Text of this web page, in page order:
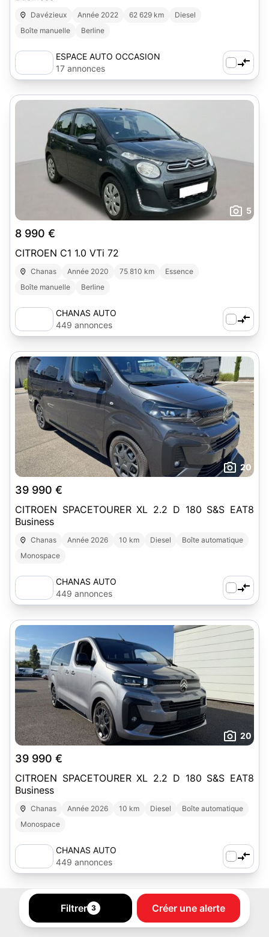
Davézieux Année 2022 62 629 km
Diesel
Boîte manuelle
Berline
ESPACE AUTO OCCASION
17 annonces
5
8 990 €
CITROEN C1 1.0 VTi 72
Chanas Année 2020 75 810 km
Essence
Boîte manuelle
Berline
CHANAS AUTO
449 annonces
20
39 990 €
CITROEN SPACETOURER XL 2.2 D 180 S&S EAT8
Business
Chanas Année 2026 10 km Diesel
Boîte automatique
Monospace
CHANAS AUTO
449 annonces
20
39 990 €
CITROEN SPACETOURER XL 2.2 D 180 S&S EAT8
Business
Chanas Année 2026 10 km Diesel
Boîte automatique
Monospace
CHANAS AUTO
449 annonces
Filtrer 3 Créer une alerte